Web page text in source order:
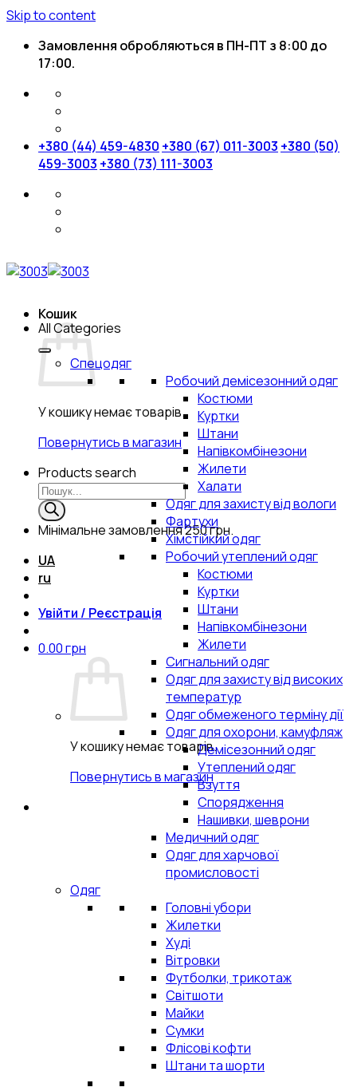
Skip to content
Замовлення обробляються в ПН-ПТ з 8:00 до
17:00.
+380 (44) 459-4830 +380 (67) 011-3003 +380 (50)
459-3003 +380 (73) 111-3003
Кошик
У кошику немає товарів.
Повернутись в магазин
Products search
Мінімальне замовлення250 грн.
UA
ru
Увійти / Реєстрація
0.00грн
У кошику немає товарів.
Повернутись в магазин
All Categories
Спецодяг
Робочий демісезонний одяг
Костюми
Куртки
Штани
Напівкомбінезони
Жилети
Халати
Одяг для захисту від вологи
Фартухи
Хімстійкий одяг
Робочий утеплений одяг
Костюми
Куртки
Штани
Напівкомбінезони
Жилети
Сигнальний одяг
Одяг для захисту від високих
температур
Одяг обмеженого терміну дії
Одяг для охорони, камуфляж
Демісезонний одяг
Утеплений одяг
Взуття
Спорядження
Нашивки, шеврони
Медичний одяг
Одяг для харчової
промисловості
Одяг
Головні убори
Жилетки
Худі
Вітровки
Футболки, трикотаж
Світшоти
Майки
Сумки
Флісові кофти
Штани та шорти